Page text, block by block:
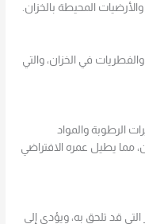
المحيطة بالخزان.
في الخزان، والتي
الرطوبة والمواد
مما يطيل عمره الافتراضي
قد تلحق به، ويؤدي إلى